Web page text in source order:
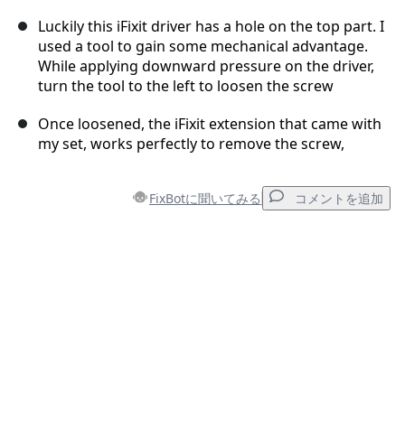
Luckily this iFixit driver has a hole on the top part. I
used a tool to gain some mechanical advantage.
While applying downward pressure on the driver,
turn the tool to the left to loosen the screw
Once loosened, the iFixit extension that came with
my set, works perfectly to remove the screw,
FixBotに聞いてみる コメントを追加